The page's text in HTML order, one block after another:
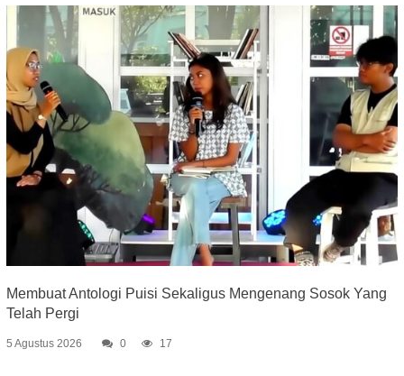
Membuat Antologi Puisi Sekaligus Mengenang Sosok Yang
Telah Pergi
5 Agustus 2026 0 17